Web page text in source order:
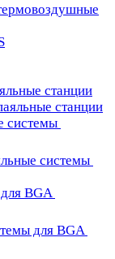
станции
станции
системы
системы
BGA
для BGA